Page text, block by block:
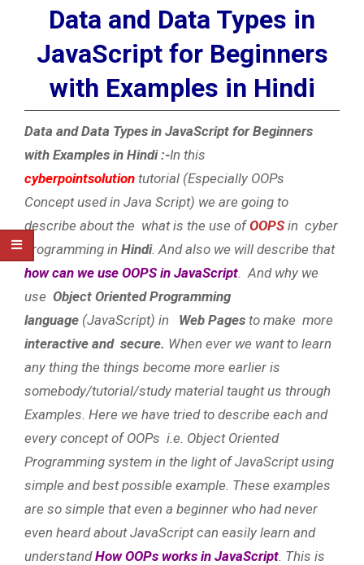
Data and Data Types in
JavaScript for Beginners
with Examples in Hindi
Data and Data Types in JavaScript for Beginners
with Examples in Hindi :-In this
cyberpointsolution tutorial (Especially OOPs
Concept used in Java Script) we are going to
describe about the what is the use ofOOPS in cyber
programming in Hindi. And also we will describe that
how can we use OOPS in JavaScript. And why we
use Object Oriented Programming
language (JavaScript) in Web Pages to make more
interactive and secure. When ever we want to learn
any thing the things become more earlier is
somebody/tutorial/study material taught us through
Examples. Here we have tried to describe each and
every concept of OOPs i.e. Object Oriented
Programming system in the light of JavaScript using
simple and best possible example. These examples
are so simple that even a beginner who had never
even heard about JavaScript can easily learn and
understandHow OOPs works in JavaScript. This is